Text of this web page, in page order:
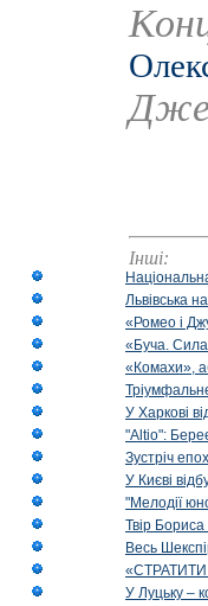
Інші:
Львівська
«Ромео і
«Буча. Сила
«Комахи»,
У Харкові
"Altio":
Зустріч епох
У Києві
"Мелодії
Твір
Весь
У Луцьку –